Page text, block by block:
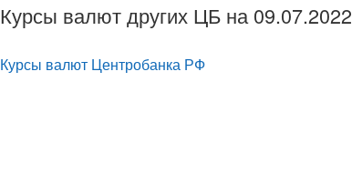
Курсы валют других ЦБ на 09.07.2022
Курсы валют Центробанка РФ